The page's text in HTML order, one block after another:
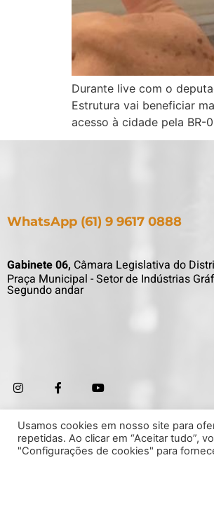
Durante live com o
Estrutura vai beneficiar
acesso à cidade pela BR-
WhatsApp (61) 9 9617 0888
Gabinete 06, Câmara Legislativa do
Praça Municipal - Setor de Indústrias
Segundo andar
Usamos cookies em nosso site para
repetidas. Ao clicar em “Aceitar tudo”,
"Configurações de cookies" para